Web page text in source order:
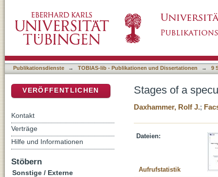
Publikationsdienste → TOBIAS-lib - Publikationen und Dissertationen → 9
Stages of a
Daxhammer, Rolf J.;
Dateien:
Aufrufstatistik
VERÖFFENTLICHEN
Kontakt
Verträge
Hilfe und Informationen
Stöbern
Sonstige / Externe